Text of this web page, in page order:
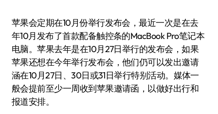
苹果会定期在10月份举行发布会，最近一次是在去
年10月发布了首款配备触控条的MacBook Pro笔记本
电脑。苹果去年是在10月27日举行的发布会，如果
苹果还想在今年举行发布会，他们仍可以发出邀请
涵在10月27日、30日或31日举行特别活动。媒体一
般会提前至少一周收到苹果邀请函，以做好出行和
报道安排。